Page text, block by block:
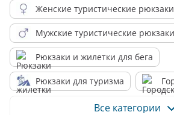
Женские туристические рюкзаки
Мужские туристические рюкзаки
Рюкзаки и жилетки для бега
Рюкзаки для туризма
Альпинистские рюкзаки
Все категории